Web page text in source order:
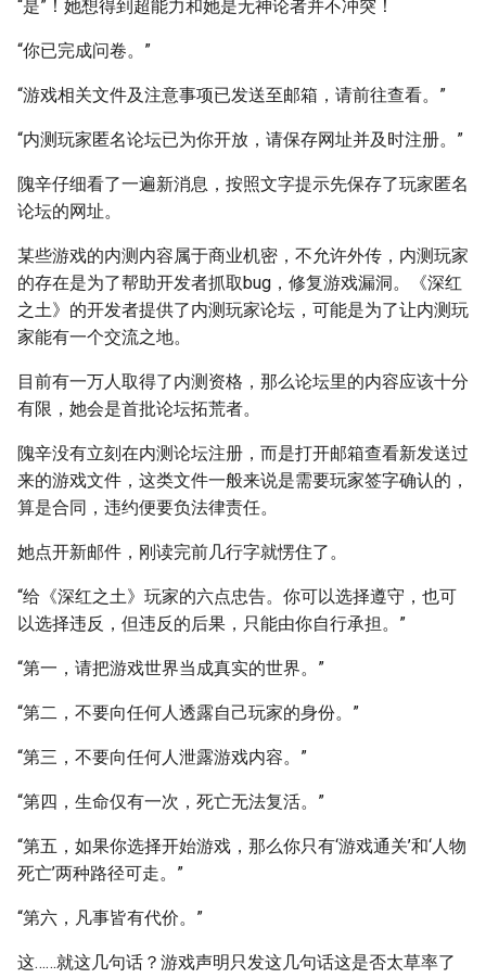
“是”！她想得到超能力和她是无神论者并不冲突！
“你已完成问卷。”
“游戏相关文件及注意事项已发送至邮箱，请前往查看。”
“内测玩家匿名论坛已为你开放，请保存网址并及时注册。”
隗辛仔细看了一遍新消息，按照文字提示先保存了玩家匿名
论坛的网址。
某些游戏的内测内容属于商业机密，不允许外传，内测玩家
的存在是为了帮助开发者抓取bug，修复游戏漏洞。《深红
之土》的开发者提供了内测玩家论坛，可能是为了让内测玩
家能有一个交流之地。
目前有一万人取得了内测资格，那么论坛里的内容应该十分
有限，她会是首批论坛拓荒者。
隗辛没有立刻在内测论坛注册，而是打开邮箱查看新发送过
来的游戏文件，这类文件一般来说是需要玩家签字确认的，
算是合同，违约便要负法律责任。
她点开新邮件，刚读完前几行字就愣住了。
“给《深红之土》玩家的六点忠告。你可以选择遵守，也可
以选择违反，但违反的后果，只能由你自行承担。”
“第一，请把游戏世界当成真实的世界。”
“第二，不要向任何人透露自己玩家的身份。”
“第三，不要向任何人泄露游戏内容。”
“第四，生命仅有一次，死亡无法复活。”
“第五，如果你选择开始游戏，那么你只有‘游戏通关’和‘人物
死亡’两种路径可走。”
“第六，凡事皆有代价。”
这……就这几句话？游戏声明只发这几句话这是否太草率了